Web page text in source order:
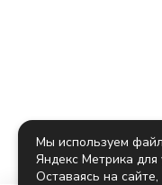
Мы используем
Яндекс Метрика
Оставаясь на